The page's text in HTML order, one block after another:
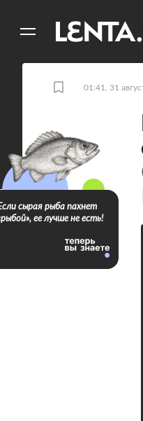
01:41, 31
сырая рыба пахнет
ее лучше не есть!